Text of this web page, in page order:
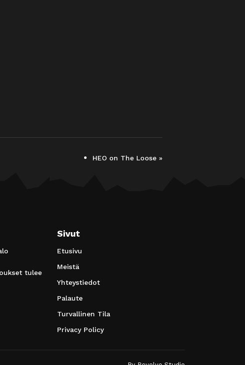
HEO on The Loose »
tulee
Sivut
Etusivu
Meistä
Yhteystiedot
Palaute
Turvallinen Tila
Privacy Policy